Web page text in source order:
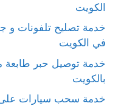
الكويت
خدمة تصليح تلفونات و
في الكويت
خدمة توصيل حبر طابعة
بالكويت
خدمة سحب سيارات